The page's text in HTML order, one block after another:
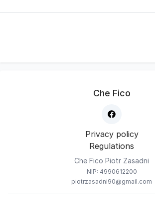
Che Fico
Privacy policy
Regulations
Che Fico Piotr Zasadni
NIP: 4990612200
piotrzasadni90@gmail.com